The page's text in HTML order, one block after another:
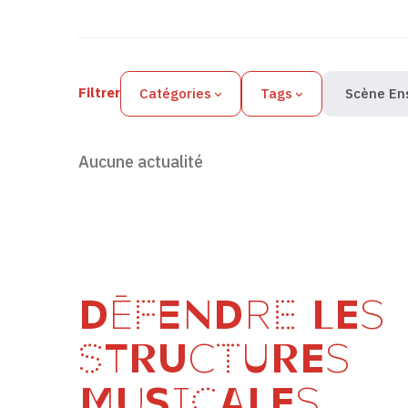
Filtres des actualités
Filtrer Catégories Tags Scène
Aucune actualité
DÉFENDRE LES
STRUCTURES